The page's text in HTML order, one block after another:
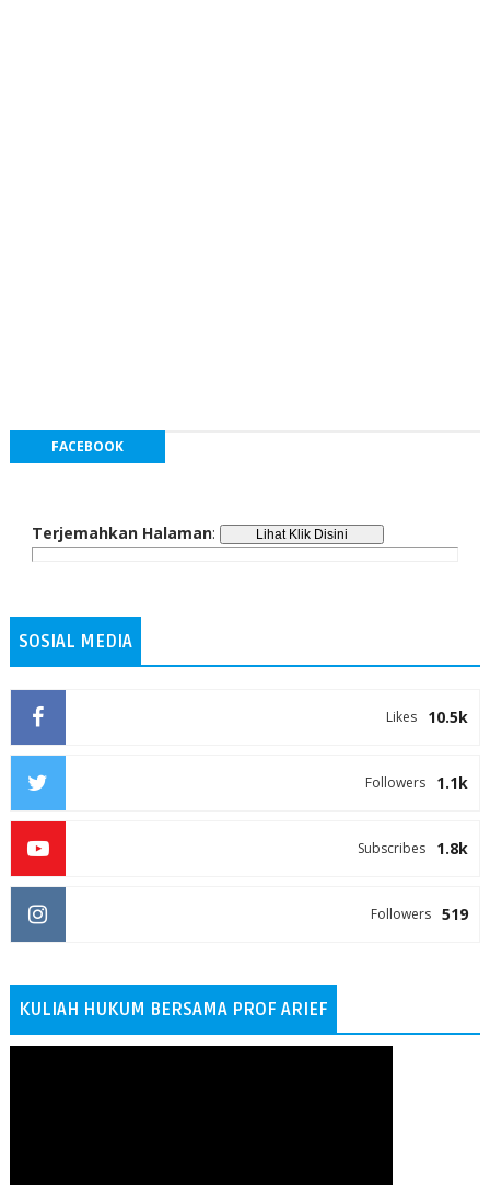
FACEBOOK
Terjemahkan Halaman:
SOSIAL MEDIA
10.5k
Likes
1.1k
Followers
1.8k
Subscribes
519
Followers
KULIAH HUKUM BERSAMA PROF ARIEF